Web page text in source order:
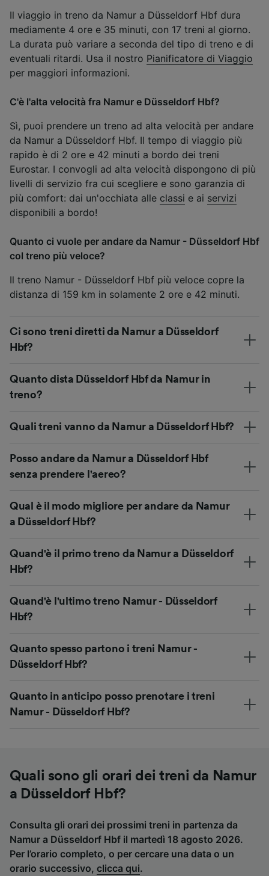
Il viaggio in treno da Namur a Düsseldorf Hbf dura
mediamente 4 ore e 35 minuti, con 17 treni al giorno.
La durata può variare a seconda del tipo di treno e di
eventuali ritardi. Usa il nostro Pianificatore di Viaggio
per maggiori informazioni.
C'è l'alta velocità fra Namur e Düsseldorf Hbf?
Sì, puoi prendere un treno ad alta velocità per andare
da Namur a Düsseldorf Hbf. Il tempo di viaggio più
rapido è di 2 ore e 42 minuti a bordo dei treni
Eurostar. I convogli ad alta velocità dispongono di più
livelli di servizio fra cui scegliere e sono garanzia di
più comfort: dai un'occhiata alle classi e ai servizi
disponibili a bordo!
Quanto ci vuole per andare da Namur - Düsseldorf Hbf
col treno più veloce?
Il treno Namur - Düsseldorf Hbf più veloce copre la
distanza di 159 km in solamente 2 ore e 42 minuti.
Ci sono treni diretti da Namur a Düsseldorf
Hbf?
Quanto dista Düsseldorf Hbf da Namur in
treno?
Quali treni vanno da Namur a Düsseldorf Hbf?
Posso andare da Namur a Düsseldorf Hbf
senza prendere l'aereo?
Qual è il modo migliore per andare da Namur
a Düsseldorf Hbf?
Quand'è il primo treno da Namur a Düsseldorf
Hbf?
Quand'è l'ultimo treno Namur - Düsseldorf
Hbf?
Quanto spesso partono i treni Namur -
Düsseldorf Hbf?
Quanto in anticipo posso prenotare i treni
Namur - Düsseldorf Hbf?
Quali sono gli orari dei treni da Namur
a Düsseldorf Hbf?
Consulta gli orari dei prossimi treni in partenza da
Namur a Düsseldorf Hbf il martedì 18 agosto 2026.
Per l’orario completo, o per cercare una data o un
orario successivo, clicca qui.